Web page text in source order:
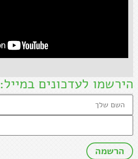
הירשמו לעדכונים במייל: